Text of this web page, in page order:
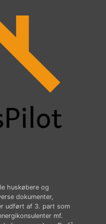
huskøbere og
dokumenter,
udført af 3. part som
mf.